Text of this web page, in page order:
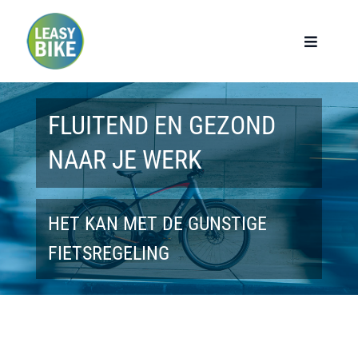
Toggle
Home
Werknemers
Werkgevers
Privé lease
Modellen
FLUITEND EN GEZOND
NAAR JE WERK
HET KAN MET DE GUNSTIGE
FIETSREGELING